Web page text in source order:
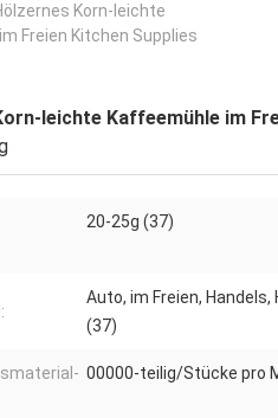
Korn-leichte
Freien Kitchen Supplies
leichte Kaffeemühle im
20-25g (37)
Auto, im Freien, Handels,
(37)
00000-teilig/Stücke pro